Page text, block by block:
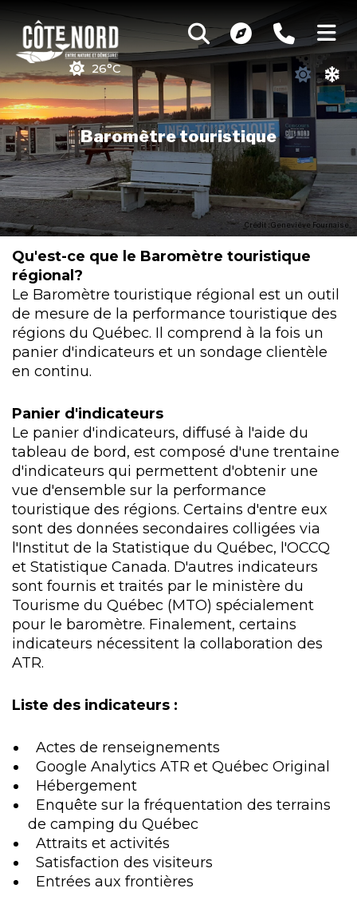
26°C
Baromètre touristique
Crédit : Geneviève Fournaise
Qu'est-ce que le Baromètre touristique
régional?
Le Baromètre touristique régional est un outil
de mesure de la performance touristique des
régions du Québec. Il comprend à la fois un
panier d'indicateurs et un sondage clientèle
en continu.
Panier d'indicateurs
Le panier d'indicateurs, diffusé à l'aide du
tableau de bord, est composé d'une trentaine
d'indicateurs qui permettent d'obtenir une
vue d'ensemble sur la performance
touristique des régions. Certains d'entre eux
sont des données secondaires colligées via
l'Institut de la Statistique du Québec, l'OCCQ
et Statistique Canada. D'autres indicateurs
sont fournis et traités par le ministère du
Tourisme du Québec (MTO) spécialement
pour le baromètre. Finalement, certains
indicateurs nécessitent la collaboration des
ATR.
Liste des indicateurs :
Actes de renseignements
Google Analytics ATR et Québec Original
Hébergement
Enquête sur la fréquentation des terrains
de camping du Québec
Attraits et activités
Satisfaction des visiteurs
Entrées aux frontières